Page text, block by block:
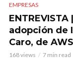
EMPRESAS
adopción de
Caro, de AWS
168 views 7 min read